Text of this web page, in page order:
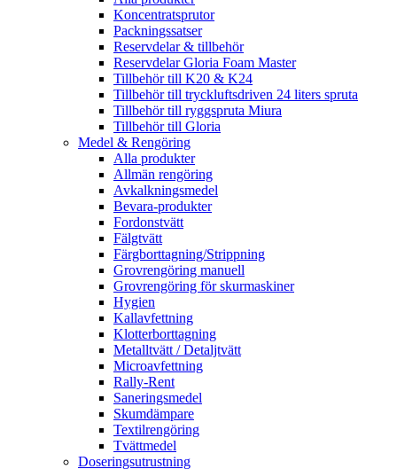
Koncentratsprutor
Packningssatser
Reservdelar & tillbehör
Reservdelar Gloria Foam Master
Tillbehör till K20 & K24
Tillbehör till tryckluftsdriven 24 liters spruta
Tillbehör till ryggspruta Miura
Tillbehör till Gloria
Medel & Rengöring
Alla produkter
Allmän rengöring
Avkalkningsmedel
Bevara-produkter
Fordonstvätt
Fälgtvätt
Färgborttagning/Strippning
Grovrengöring manuell
Grovrengöring för skurmaskiner
Hygien
Kallavfettning
Klotterborttagning
Metalltvätt / Detaljtvätt
Microavfettning
Rally-Rent
Saneringsmedel
Skumdämpare
Textilrengöring
Tvättmedel
Doseringsutrustning